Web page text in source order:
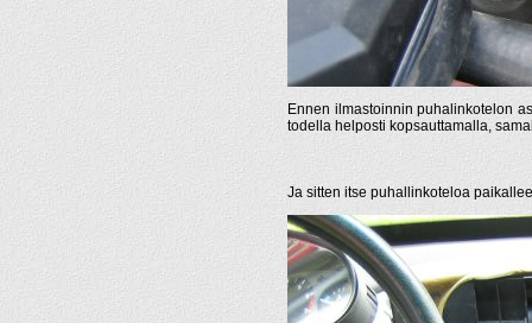
Ennen ilmastoinnin puhalinkotelon
todella helposti kopsauttamalla,
Ja sitten itse puhallinkoteloa